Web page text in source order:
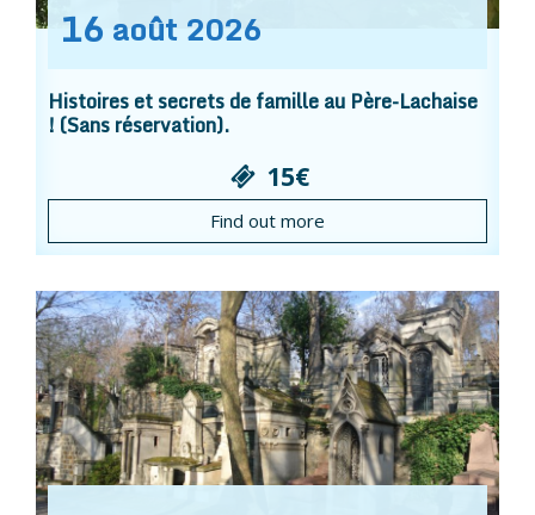
16 août 2026
Histoires et secrets de famille au Père-Lachaise
! (Sans réservation).
15€
Find out more